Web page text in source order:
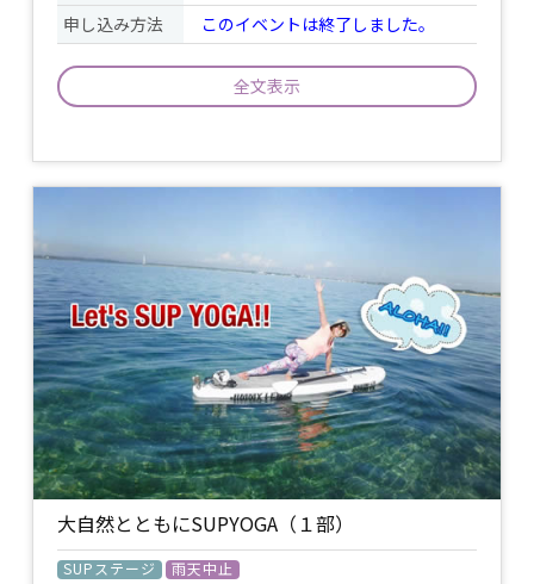
申し込み方法
このイベントは終了しました。
全文表示
イベント
SUPの初級スクールです。SUPの基本的
な操作方法を学ぶクラスです。 ※施設使
持ち物
濡れてもいい服装 / ビーチサンダル / 着替
え /
備考
小雨決行、強風の場合は開催中止。
催行決定は当日の朝9時時点での風予報
により決定。
大自然とともにSUPYOGA（１部）
SUPステージ 雨天中止